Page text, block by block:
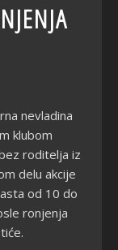
nevladina
klubom
roditelja iz
delu akcije
od 10 do
ronjenja